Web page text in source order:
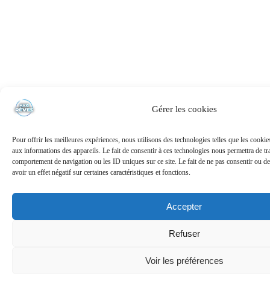
Gérer les cookies
Pour offrir les meilleures expériences, nous utilisons des technologies telles que les
aux informations des appareils. Le fait de consentir à ces technologies nous permettra de
comportement de navigation ou les ID uniques sur ce site. Le fait de ne pas consentir ou
avoir un effet négatif sur certaines caractéristiques et fonctions.
Accepter
Refuser
Voir les préférences